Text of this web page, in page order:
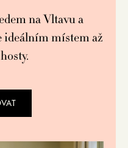
na Vltavu a
ideálním místem až